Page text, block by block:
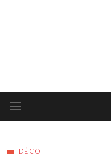
DÉCO